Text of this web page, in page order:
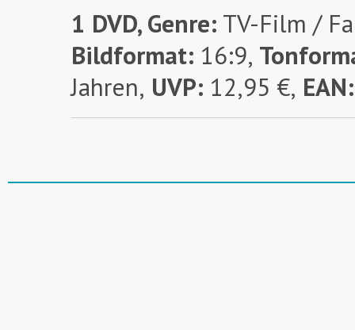
1 DVD, Genre: TV-Film /
Bildformat: 16:9,
Jahren, UVP: 12,95 €,